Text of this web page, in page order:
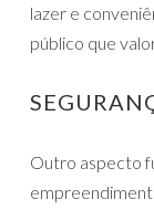
lazer e
público que
Outro aspecto